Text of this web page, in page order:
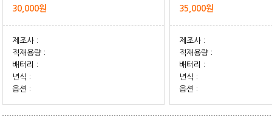
30,000원
제조사 :
적재용량 :
배터리 :
년식 :
옵션 :
35,000원
제조사 :
적재용량 :
배터리 :
년식 :
옵션 :